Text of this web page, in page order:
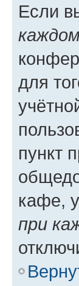
Если
для
пункт
кафе,
при